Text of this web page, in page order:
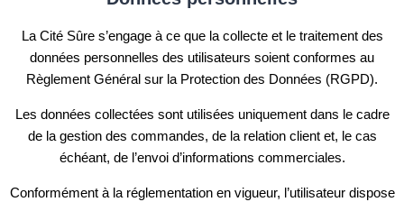
La Cité Sûre s’engage à ce que la collecte et le traitement des
données personnelles des utilisateurs soient conformes au
Règlement Général sur la Protection des Données (RGPD).
Les données collectées sont utilisées uniquement dans le cadre
de la gestion des commandes, de la relation client et, le cas
échéant, de l’envoi d’informations commerciales.
Conformément à la réglementation en vigueur, l’utilisateur dispose